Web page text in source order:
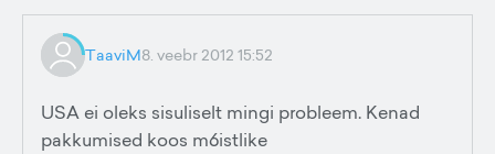
TaaviM8. veebr 2012 15:52
USA ei oleks sisuliselt mingi probleem. Kenad
pakkumised koos m6istlike